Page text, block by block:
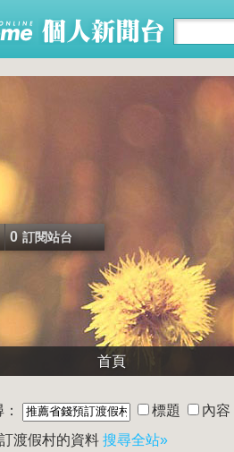
0 訂閱站台
首頁
標題
內容
渡假村的資料 搜尋全站»